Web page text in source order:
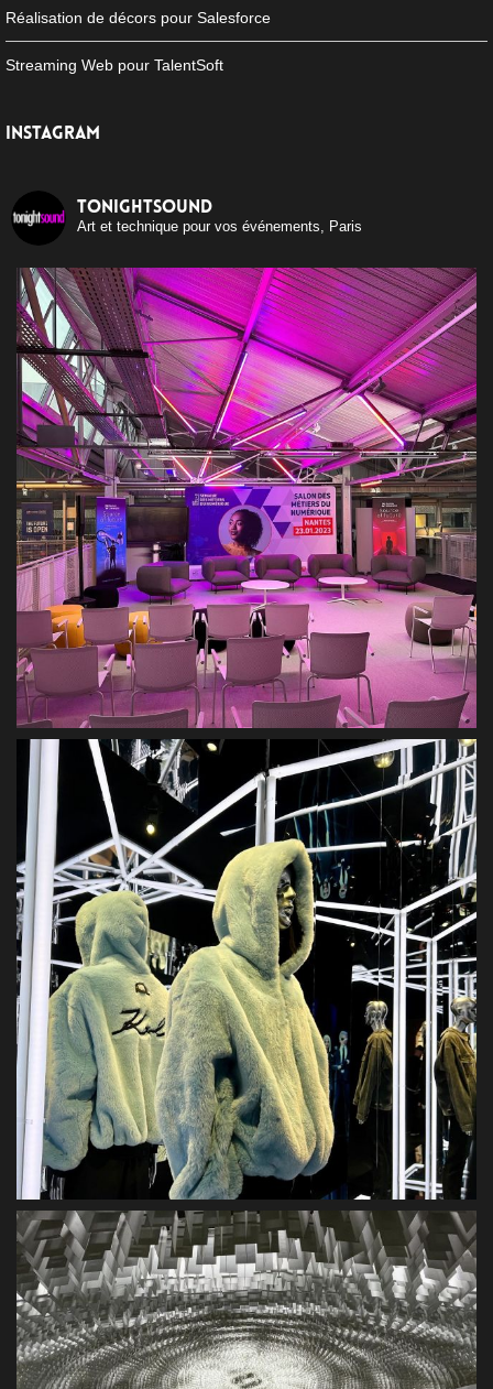
Réalisation de décors pour Salesforce
Streaming Web pour TalentSoft
INSTAGRAM
tonightsound
Art et technique pour vos événements, Paris